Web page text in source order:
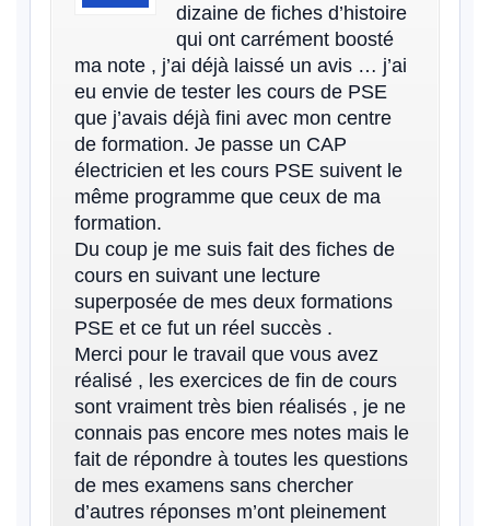
dizaine de fiches d’histoire
qui ont carrément boosté
ma note , j’ai déjà laissé un avis … j’ai
eu envie de tester les cours de PSE
que j’avais déjà fini avec mon centre
de formation. Je passe un CAP
électricien et les cours PSE suivent le
même programme que ceux de ma
formation.
Du coup je me suis fait des fiches de
cours en suivant une lecture
superposée de mes deux formations
PSE et ce fut un réel succès .
Merci pour le travail que vous avez
réalisé , les exercices de fin de cours
sont vraiment très bien réalisés , je ne
connais pas encore mes notes mais le
fait de répondre à toutes les questions
de mes examens sans chercher
d’autres réponses m’ont pleinement